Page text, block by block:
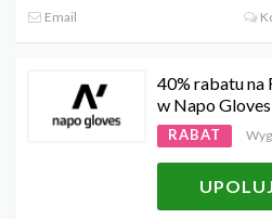
Email
40% rabatu na
w Napo Gloves
RABAT